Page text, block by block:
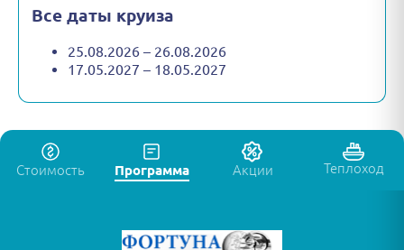
Все даты круиза
25.08.2026 – 26.08.2026
17.05.2027 – 18.05.2027
Стоимость Программа Акции Теплоход